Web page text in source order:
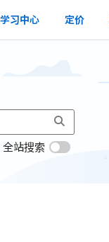
学习中心 定价
全站搜索